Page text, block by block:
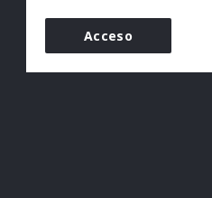
Acceso